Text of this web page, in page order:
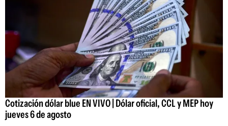
Cotización dólar blue EN VIVO | Dólar oficial, CCL y MEP hoy
jueves 6 de agosto